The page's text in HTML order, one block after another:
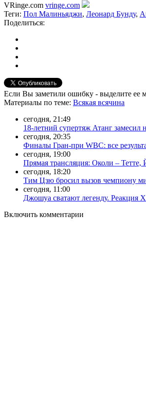
VRinge.com vringe.com
Теги: Пол Малиньяджи, Леонард Бунду,
Поделиться:
Если Вы заметили ошибку - выделите
Материалы по теме: Всякая всячина
сегодня, 21:49
18-летний супертяж Атанг замесил
сегодня, 20:35
Финалы Гран-при WBC: все
сегодня, 19:00
Прямая трансляция: Околи – Тетте,
сегодня, 18:20
Тим Цзю бросил вызов чемпиону
сегодня, 11:00
Джошуа сватают легенду. Реакция
Включить комментарии